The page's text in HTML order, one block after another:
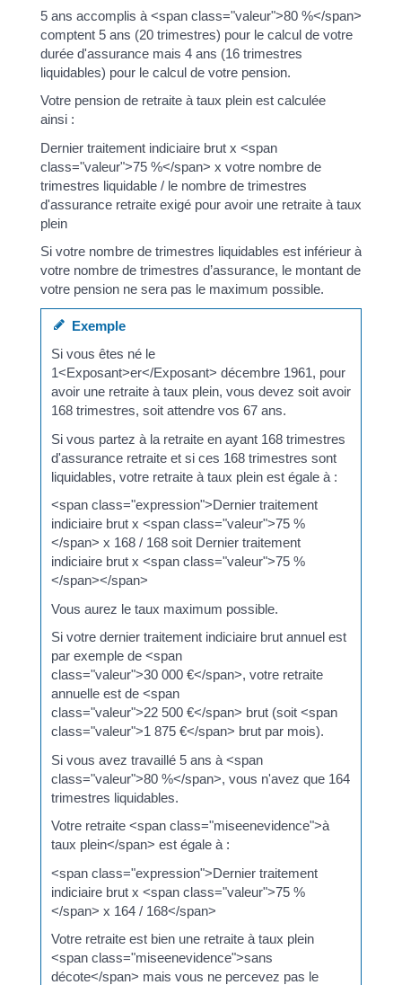
5 ans accomplis à <span class="valeur">80 %</span>
comptent 5 ans (20 trimestres) pour le calcul de votre
durée d'assurance mais 4 ans (16 trimestres
liquidables) pour le calcul de votre pension.
Votre pension de retraite à taux plein est calculée
ainsi :
Dernier traitement indiciaire brut x <span
class="valeur">75 %</span> x votre nombre de
trimestres liquidable / le nombre de trimestres
d'assurance retraite exigé pour avoir une retraite à taux
plein
Si votre nombre de trimestres liquidables est inférieur à
votre nombre de trimestres d’assurance, le montant de
votre pension ne sera pas le maximum possible.
Exemple
Si vous êtes né le
1<Exposant>er</Exposant> décembre 1961, pour
avoir une retraite à taux plein, vous devez soit avoir
168 trimestres, soit attendre vos 67 ans.
Si vous partez à la retraite en ayant 168 trimestres
d'assurance retraite et si ces 168 trimestres sont
liquidables, votre retraite à taux plein est égale à :
<span class="expression">Dernier traitement
indiciaire brut x <span class="valeur">75 %
</span> x 168 / 168 soit Dernier traitement
indiciaire brut x <span class="valeur">75 %
</span></span>
Vous aurez le taux maximum possible.
Si votre dernier traitement indiciaire brut annuel est
par exemple de <span
class="valeur">30 000 €</span>, votre retraite
annuelle est de <span
class="valeur">22 500 €</span> brut (soit <span
class="valeur">1 875 €</span> brut par mois).
Si vous avez travaillé 5 ans à <span
class="valeur">80 %</span>, vous n'avez que 164
trimestres liquidables.
Votre retraite <span class="miseenevidence">à
taux plein</span> est égale à :
<span class="expression">Dernier traitement
indiciaire brut x <span class="valeur">75 %
</span> x 164 / 168</span>
Votre retraite est bien une retraite à taux plein
<span class="miseenevidence">sans
décote</span> mais vous ne percevez pas le